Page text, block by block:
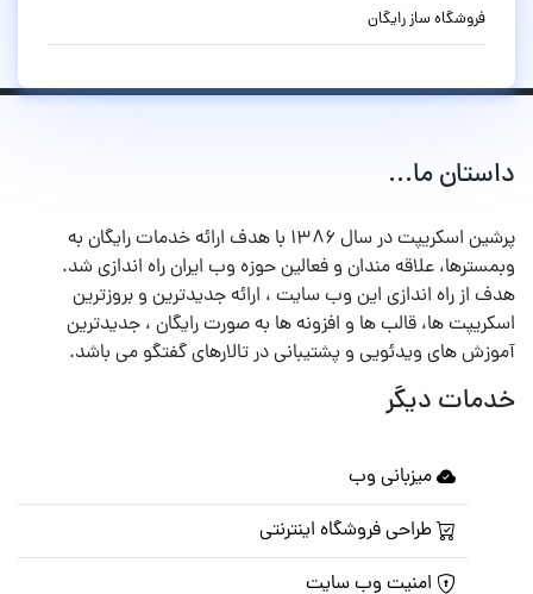
فروشگاه ساز رایگان
داستان ما...
پرشین اسکریپت در سال ۱۳۸۶ با هدف ارائه خدمات رایگان به
وبمسترها، علاقه مندان و فعالین حوزه وب ایران راه اندازی شد.
هدف از راه اندازی این وب سایت ، ارائه جدیدترین و بروزترین
اسکریپت ها، قالب ها و افزونه ها به صورت رایگان ، جدیدترین
آموزش های ویدئویی و پشتیبانی در تالارهای گفتگو می باشد.
خدمات دیگر
میزبانی وب
طراحی فروشگاه اینترنتی
امنیت وب سایت